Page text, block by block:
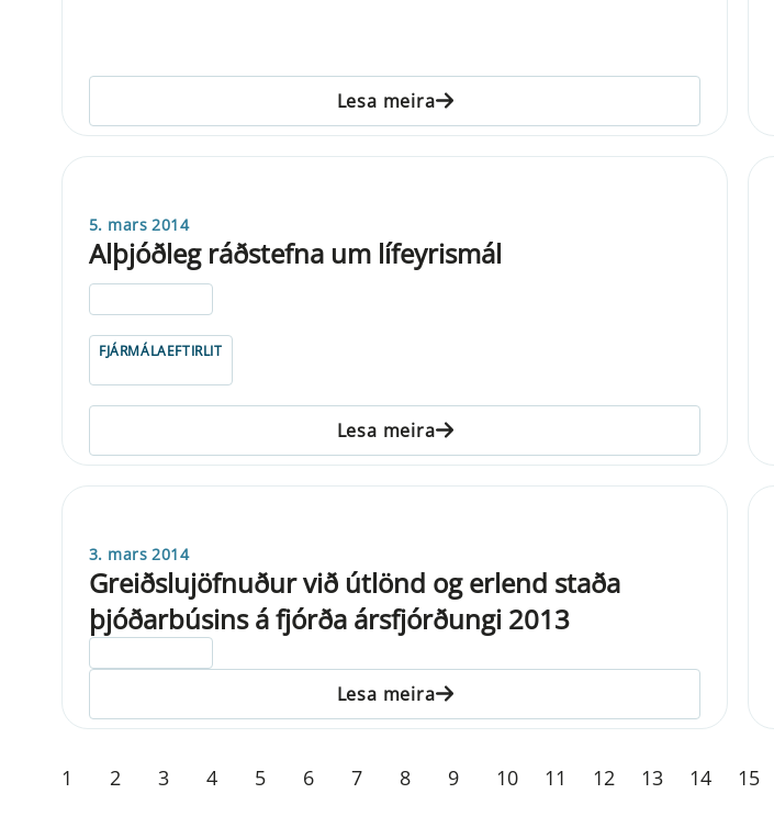
Lesa meira
5. mars 2014
Alþjóðleg ráðstefna um lífeyrismál
FJÁRMÁLAEFTIRLIT
Lesa meira
3. mars 2014
Greiðslujöfnuður við útlönd og erlend staða
þjóðarbúsins á fjórða ársfjórðungi 2013
Lesa meira
1 2 3 4 5 6 7 8 9 10 11 12 13 14 15